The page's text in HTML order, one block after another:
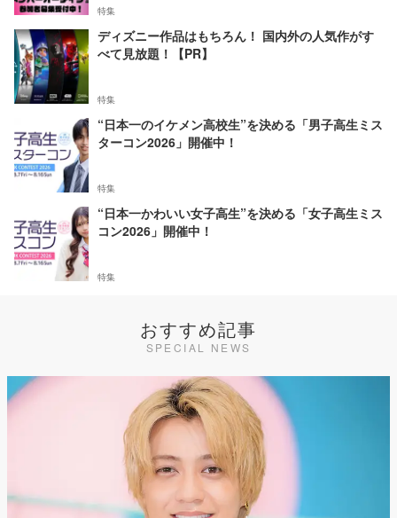
特集
ディズニー作品はもちろん！ 国内外の人気作がす
べて見放題！【PR】
特集
“日本一のイケメン高校生”を決める「男子高生ミス
ターコン2026」開催中！
特集
“日本一かわいい女子高生”を決める「女子高生ミス
コン2026」開催中！
特集
おすすめ記事
SPECIAL NEWS